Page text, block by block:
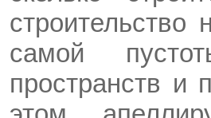
строительство
самой
пространств и